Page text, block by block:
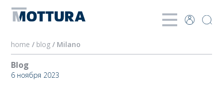
home / blog / Milano
Blog
6 ноября 2023